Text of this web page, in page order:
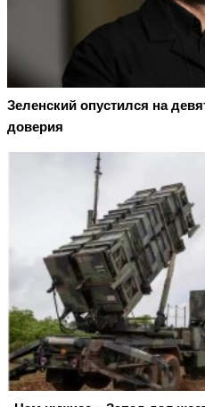
Зеленский опустился на
доверия